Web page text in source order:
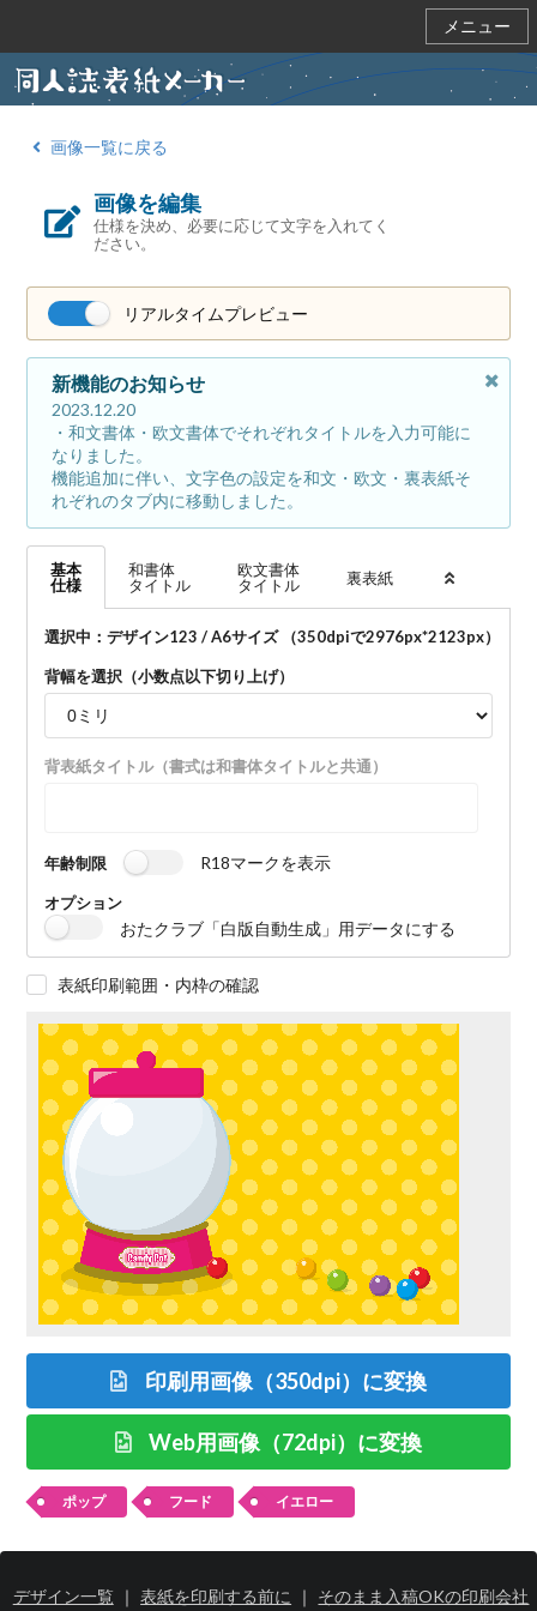
メニュー
画像一覧に戻る
画像を編集
仕様を決め、必要に応じて文字を入れてく
ださい。
リアルタイムプレビュー
新機能のお知らせ
2023.12.20
・和文書体・欧文書体でそれぞれタイトルを入力可能に
なりました。
機能追加に伴い、文字色の設定を和文・欧文・裏表紙そ
れぞれのタブ内に移動しました。
基本
仕様
和書体
タイトル
欧文書体
タイトル
裏表紙
選択中：デザイン123 / A6サイズ （350dpiで2976px*2123px）
背幅を選択（小数点以下切り上げ）
背表紙タイトル（書式は和書体タイトルと共通）
年齢制限 R18マークを表示
オプション
おたクラブ「白版自動生成」用データにする
表紙印刷範囲・内枠の確認
印刷用画像（350dpi）に変換
Web用画像（72dpi）に変換
ポップ フード イエロー
デザイン一覧 ｜ 表紙を印刷する前に ｜
そのまま入稿OKの印刷会社